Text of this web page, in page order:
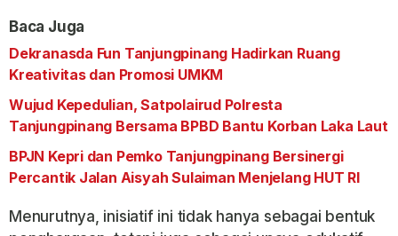
Baca Juga
Dekranasda Fun Tanjungpinang Hadirkan Ruang
Kreativitas dan Promosi UMKM
Wujud Kepedulian, Satpolairud Polresta
Tanjungpinang Bersama BPBD Bantu Korban Laka Laut
BPJN Kepri dan Pemko Tanjungpinang Bersinergi
Percantik Jalan Aisyah Sulaiman Menjelang HUT RI
Menurutnya, inisiatif ini tidak hanya sebagai bentuk